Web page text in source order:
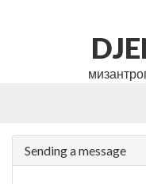
Sending a message